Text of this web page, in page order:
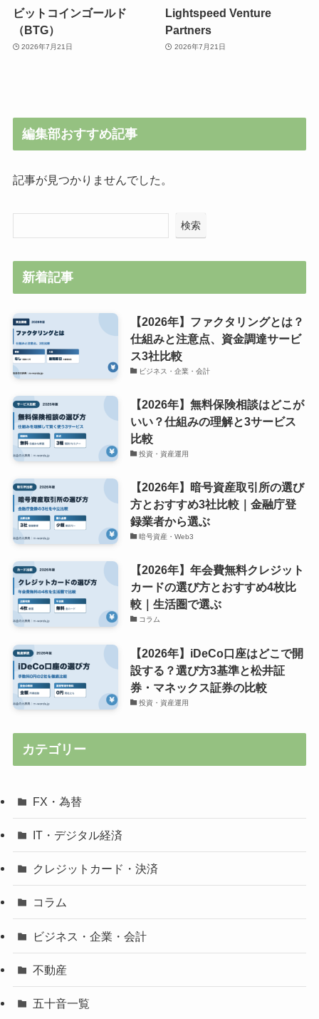
ビットコインゴールド
（BTG）
2026年7月21日
Lightspeed Venture
Partners
2026年7月21日
編集部おすすめ記事
記事が見つかりませんでした。
検索
新着記事
【2026年】ファクタリングとは？
仕組みと注意点、資金調達サービ
ス3社比較
ビジネス・企業・会計
【2026年】無料保険相談はどこが
いい？仕組みの理解と3サービス
比較
投資・資産運用
【2026年】暗号資産取引所の選び
方とおすすめ3社比較｜金融庁登
録業者から選ぶ
暗号資産・Web3
【2026年】年会費無料クレジット
カードの選び方とおすすめ4枚比
較｜生活圏で選ぶ
コラム
【2026年】iDeCo口座はどこで開
設する？選び方3基準と松井証
券・マネックス証券の比較
投資・資産運用
カテゴリー
FX・為替
IT・デジタル経済
クレジットカード・決済
コラム
ビジネス・企業・会計
不動産
五十音一覧